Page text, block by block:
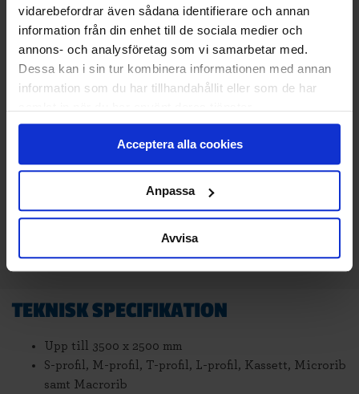
vidarebefordrar även sådana identifierare och annan
information från din enhet till de sociala medier och
annons- och analysföretag som vi samarbetar med.
Dessa kan i sin tur kombinera informationen med annan
information som du har tillhandahållit eller som de har
Acceptera alla cookies
Anpassa
Avvisa
Den gamla tar vi med och återvinner åt dig.
Klicka härför att se vad som ingår i ett
standardmontage.
Pris 22 138KR
Lägg i varukorg
TEKNISK SPECIFIKATION
Upp till 3500 x 2500 mm
S-profil, M-profil, T-profil, L-profil, Kassett, Microrib
samt Macrorib